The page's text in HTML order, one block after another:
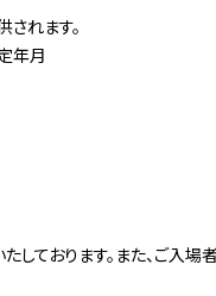
れます。
年月
ております。また、ご入場